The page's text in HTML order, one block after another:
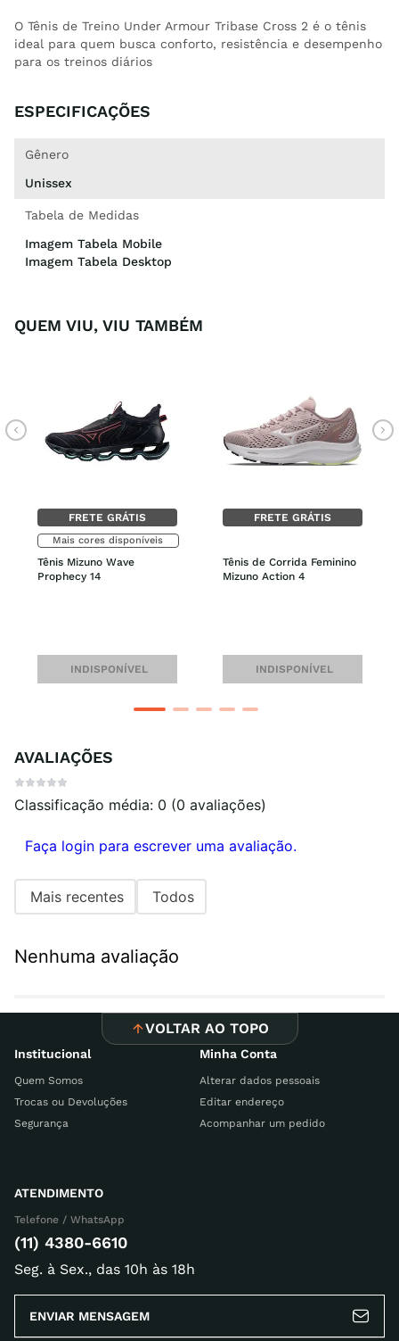
O Tênis de Treino Under Armour Tribase Cross 2 é o tênis
ideal para quem busca conforto, resistência e desempenho
para os treinos diários
ESPECIFICAÇÕES
Gênero
Unissex
Tabela de Medidas
Imagem Tabela Mobile
Imagem Tabela Desktop
QUEM VIU, VIU TAMBÉM
FRETE GRÁTIS
Mais cores disponíveis
Tênis Mizuno Wave
Prophecy 14
INDISPONÍVEL
FRETE GRÁTIS
Tênis de Corrida Feminino
Mizuno Action 4
INDISPONÍVEL
AVALIAÇÕES
Classificação média: 0 (0 avaliações)
Faça login para escrever uma avaliação.
Mais recentes Todos
Nenhuma avaliação
VOLTAR AO TOPO
Institucional
Quem Somos
Trocas ou Devoluções
Segurança
Minha Conta
Alterar dados pessoais
Editar endereço
Acompanhar um pedido
ATENDIMENTO
Telefone / WhatsApp
(11) 4380-6610
Seg. à Sex., das 10h às 18h
ENVIAR MENSAGEM